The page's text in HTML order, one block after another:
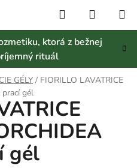
ktorá z bežnej
rituál
Hľadať
KOŠÍK
GÉLY / FIORILLO LAVATRICE
gél
gél